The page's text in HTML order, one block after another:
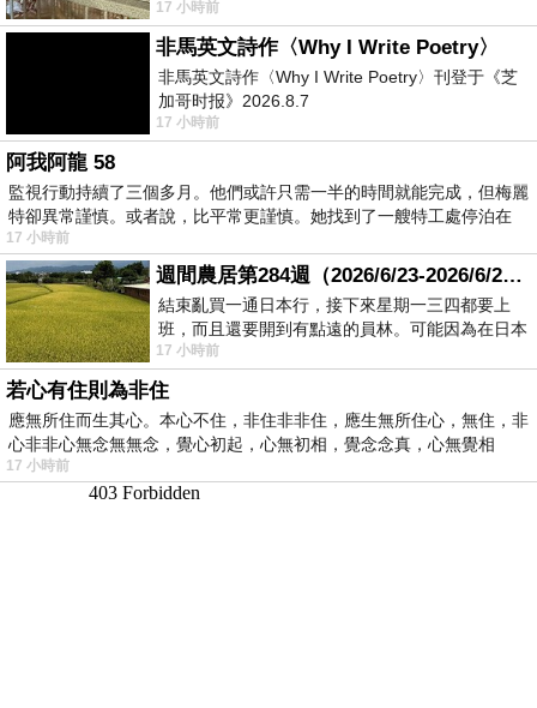
顧都會去看一下。他們偶爾會引進 C
17 小時前
非馬英文詩作〈Why I Write Poetry〉
非馬英文詩作〈Why I Write Poetry〉刊登于《芝
加哥时报》2026.8.7
17 小時前
阿我阿龍 58
監視行動持續了三個多月。他們或許只需一半的時間就能完成，但梅麗
特卻異常謹慎。或者說，比平常更謹慎。她找到了一艘特工處停泊在
17 小時前
週間農居第284週（2026/6/23-2026/6/24) 夏至 金黃稻浪洋溢豐收喜悅
結束亂買一通日本行，接下來星期一三四都要上
班，而且還要開到有點遠的員林。可能因為在日本
花不少錢，星期一出門上班時，心裡沒有一
17 小時前
若心有住則為非住
應無所住而生其心。本心不住，非住非非住，應生無所住心，無住，非
心非非心無念無無念，覺心初起，心無初相，覺念念真，心無覺相
17 小時前